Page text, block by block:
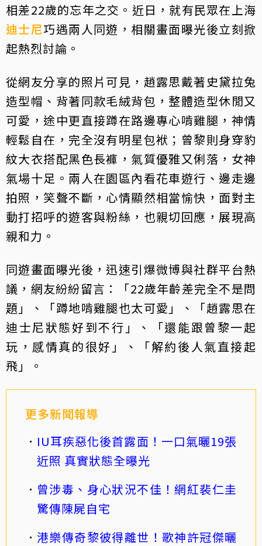
相差22歲的忘年之交。近日，就有民眾在上海
迪士尼巧遇兩人同遊，相關畫面曝光後立刻掀
起熱烈討論。
從網友分享的照片可見，趙露思戴著史黛拉兔
造型帽、背著同款毛絨背包，整體造型休閒又
可愛，途中更直接蹲在路邊專心啃雞腿，神情
輕鬆自在，完全沒有明星包袱；曾黎則身穿豹
紋大衣搭配黑色長褲，氣質優雅又俐落，女神
氣場十足。兩人在園區內看花車遊行、邊走邊
拍照，笑聲不斷，心情顯然相當愉快，面對主
動打招呼的遊客與粉絲，也親切回應，展現高
親和力。
同遊畫面曝光後，迅速引爆微博與社群平台熱
議，網友紛紛留言：「22歲年齡差完全不是問
題」、「蹲地啃雞腿也太可愛」、「趙露思在
迪士尼狀態好到不行」、「還能跟曾黎一起
玩，感情真的很好」、「解約後人氣直接起
飛」。
更多新聞報導
IU耳疾惡化後首露面！一口氣曬19張
近照 真實狀態全曝光
曾涉毒、身心狀況不佳！網紅裴仁圭
驚傳陳屍自宅
港樂傳奇黎彼得離世！歌神許冠傑曬